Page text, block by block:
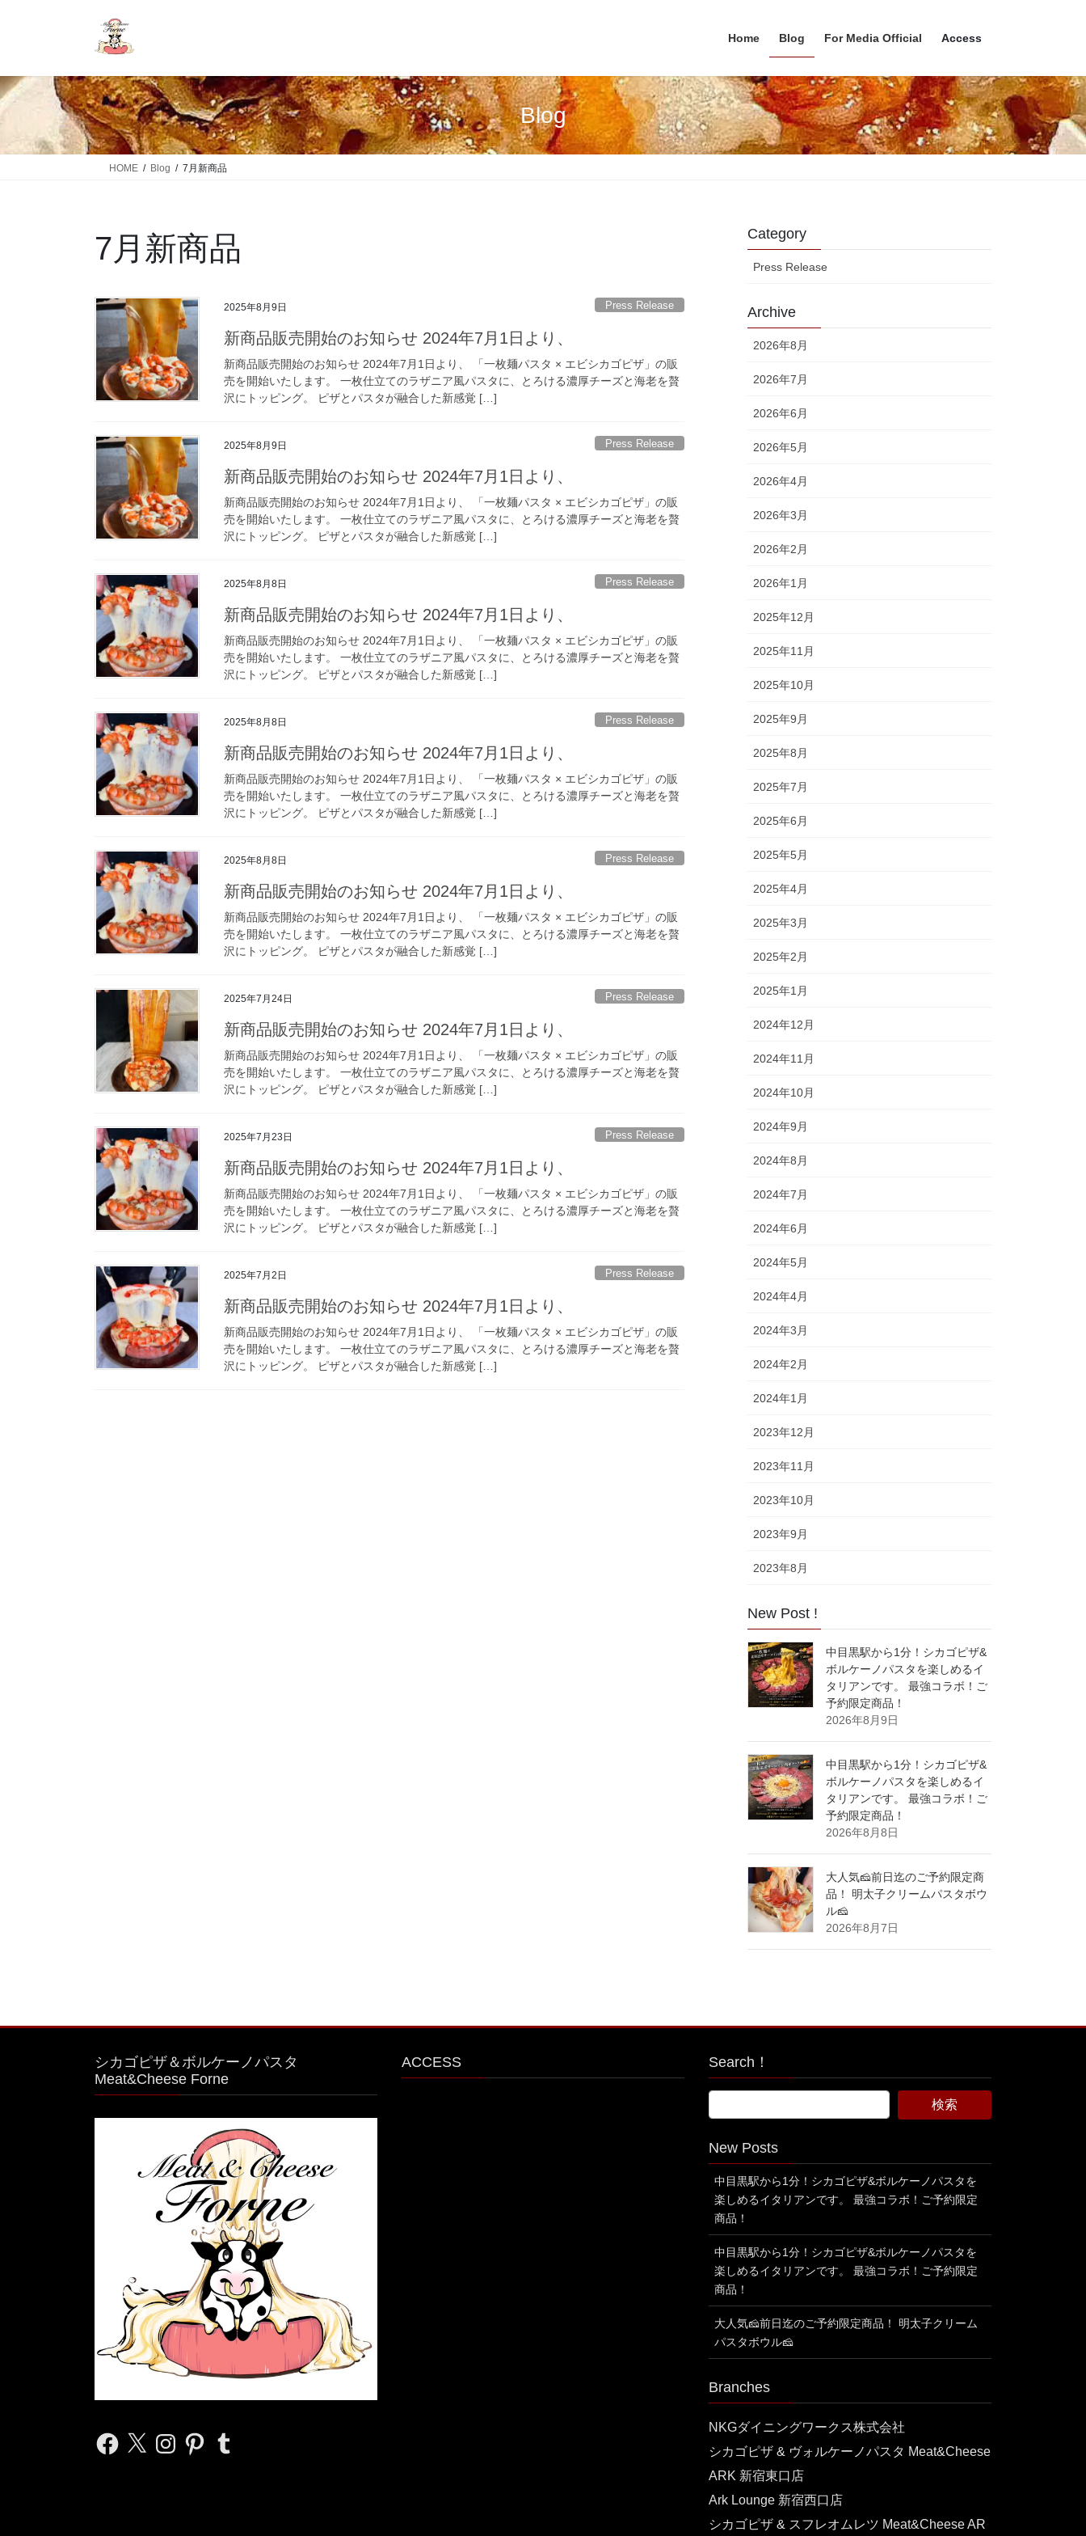
Home Blog For Media Official Access
Blog
HOME Blog 7月新商品
7月新商品
2025年8月9日 Press Release
新商品販売開始のお知らせ 2024年7月1日より、
新商品販売開始のお知らせ 2024年7月1日より、 「一枚麺パスタ × エビシカゴピザ」の販
売を開始いたします。 一枚仕立てのラザニア風パスタに、とろける濃厚チーズと海老を贅
沢にトッピング。 ピザとパスタが融合した新感覚 […]
2025年8月9日 Press Release
新商品販売開始のお知らせ 2024年7月1日より、
新商品販売開始のお知らせ 2024年7月1日より、 「一枚麺パスタ × エビシカゴピザ」の販
売を開始いたします。 一枚仕立てのラザニア風パスタに、とろける濃厚チーズと海老を贅
沢にトッピング。 ピザとパスタが融合した新感覚 […]
2025年8月8日 Press Release
新商品販売開始のお知らせ 2024年7月1日より、
新商品販売開始のお知らせ 2024年7月1日より、 「一枚麺パスタ × エビシカゴピザ」の販
売を開始いたします。 一枚仕立てのラザニア風パスタに、とろける濃厚チーズと海老を贅
沢にトッピング。 ピザとパスタが融合した新感覚 […]
2025年8月8日 Press Release
新商品販売開始のお知らせ 2024年7月1日より、
新商品販売開始のお知らせ 2024年7月1日より、 「一枚麺パスタ × エビシカゴピザ」の販
売を開始いたします。 一枚仕立てのラザニア風パスタに、とろける濃厚チーズと海老を贅
沢にトッピング。 ピザとパスタが融合した新感覚 […]
2025年8月8日 Press Release
新商品販売開始のお知らせ 2024年7月1日より、
新商品販売開始のお知らせ 2024年7月1日より、 「一枚麺パスタ × エビシカゴピザ」の販
売を開始いたします。 一枚仕立てのラザニア風パスタに、とろける濃厚チーズと海老を贅
沢にトッピング。 ピザとパスタが融合した新感覚 […]
2025年7月24日 Press Release
新商品販売開始のお知らせ 2024年7月1日より、
新商品販売開始のお知らせ 2024年7月1日より、 「一枚麺パスタ × エビシカゴピザ」の販
売を開始いたします。 一枚仕立てのラザニア風パスタに、とろける濃厚チーズと海老を贅
沢にトッピング。 ピザとパスタが融合した新感覚 […]
2025年7月23日 Press Release
新商品販売開始のお知らせ 2024年7月1日より、
新商品販売開始のお知らせ 2024年7月1日より、 「一枚麺パスタ × エビシカゴピザ」の販
売を開始いたします。 一枚仕立てのラザニア風パスタに、とろける濃厚チーズと海老を贅
沢にトッピング。 ピザとパスタが融合した新感覚 […]
2025年7月2日 Press Release
新商品販売開始のお知らせ 2024年7月1日より、
新商品販売開始のお知らせ 2024年7月1日より、 「一枚麺パスタ × エビシカゴピザ」の販
売を開始いたします。 一枚仕立てのラザニア風パスタに、とろける濃厚チーズと海老を贅
沢にトッピング。 ピザとパスタが融合した新感覚 […]
Category
Press Release
Archive
2026年8月
2026年7月
2026年6月
2026年5月
2026年4月
2026年3月
2026年2月
2026年1月
2025年12月
2025年11月
2025年10月
2025年9月
2025年8月
2025年7月
2025年6月
2025年5月
2025年4月
2025年3月
2025年2月
2025年1月
2024年12月
2024年11月
2024年10月
2024年9月
2024年8月
2024年7月
2024年6月
2024年5月
2024年4月
2024年3月
2024年2月
2024年1月
2023年12月
2023年11月
2023年10月
2023年9月
2023年8月
New Post !
中目黒駅から1分！シカゴピザ&
ボルケーノパスタを楽しめるイ
タリアンです。 最強コラボ！ご
予約限定商品！
2026年8月9日
中目黒駅から1分！シカゴピザ&
ボルケーノパスタを楽しめるイ
タリアンです。 最強コラボ！ご
予約限定商品！
2026年8月8日
大人気🧀前日迄のご予約限定商
品！ 明太子クリームパスタボウ
ル🧀
2026年8月7日
シカゴピザ＆ボルケーノパスタ
Meat&Cheese Forne
Facebook
X InstagramPinterestTumblr
ACCESS Search！
New Posts
中目黒駅から1分！シカゴピザ&ボルケーノパスタを
楽しめるイタリアンです。 最強コラボ！ご予約限定
商品！
中目黒駅から1分！シカゴピザ&ボルケーノパスタを
楽しめるイタリアンです。 最強コラボ！ご予約限定
商品！
大人気🧀前日迄のご予約限定商品！ 明太子クリーム
パスタボウル🧀
Branches
NKGダイニングワークス株式会社
シカゴピザ & ヴォルケーノパスタ Meat&Cheese
ARK 新宿東口店
Ark Lounge 新宿西口店
シカゴピザ & スフレオムレツ Meat&Cheese AR